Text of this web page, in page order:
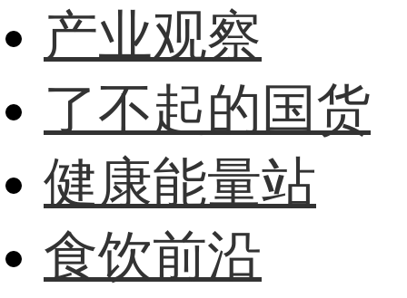
产业观察
了不起的国货
健康能量站
食饮前沿